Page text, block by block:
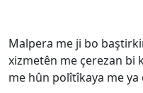
Malpera me ji bo
xizmetên me çerezan bi
me hûn polîtîkaya me